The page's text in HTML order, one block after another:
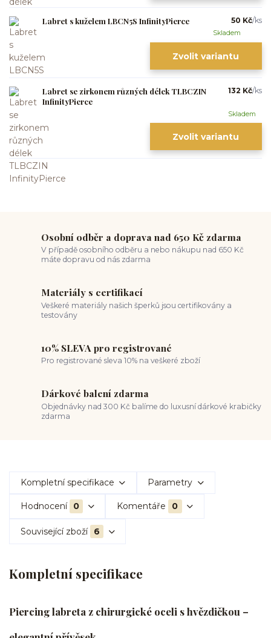
Labret s kuželem LBCN5S InfinityPierce 50 Kč/ks
Skladem
Zvolit variantu
Labret se zirkonem různých délek TLBCZIN
InfinityPierce
132 Kč/ks
Skladem
Zvolit variantu
Osobní odběr a doprava nad 650 Kč zdarma
V případě osobního odběru a nebo nákupu nad 650 Kč
máte dopravu od nás zdarma
Materiály s certifikací
Veškeré materiály našich šperků jsou certifikovány a
testovány
10% SLEVA pro registrované
Pro registrované sleva 10% na veškeré zboží
Dárkové balení zdarma
Objednávky nad 300 Kč balíme do luxusní dárkové krabičky
zdarma
Kompletní specifikace Parametry
Hodnocení 0 Komentáře 0
Související zboží 6
Kompletní specifikace
Piercing labreta z chirurgické oceli s hvězdičkou –